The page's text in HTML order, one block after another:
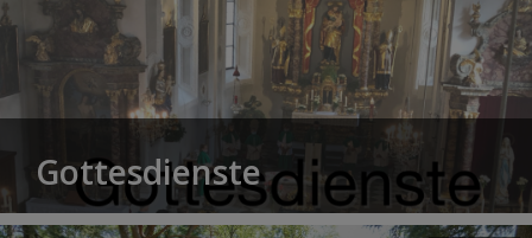
Gottesdienste